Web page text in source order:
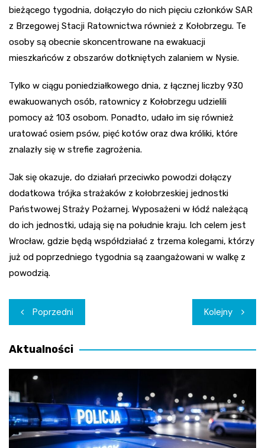
bieżącego tygodnia, dołączyło do nich pięciu członków SAR
z Brzegowej Stacji Ratownictwa również z Kołobrzegu. Te
osoby są obecnie skoncentrowane na ewakuacji
mieszkańców z obszarów dotkniętych zalaniem w Nysie.
Tylko w ciągu poniedziałkowego dnia, z łącznej liczby 930
ewakuowanych osób, ratownicy z Kołobrzegu udzielili
pomocy aż 103 osobom. Ponadto, udało im się również
uratować osiem psów, pięć kotów oraz dwa króliki, które
znalazły się w strefie zagrożenia.
Jak się okazuje, do działań przeciwko powodzi dołączy
dodatkowa trójka strażaków z kołobrzeskiej jednostki
Państwowej Straży Pożarnej. Wyposażeni w łódź należącą
do ich jednostki, udają się na południe kraju. Ich celem jest
Wrocław, gdzie będą współdziałać z trzema kolegami, którzy
już od poprzedniego tygodnia są zaangażowani w walkę z
powodzią.
Nawigacja
wpisu
Poprzedni Kolejny
Aktualności